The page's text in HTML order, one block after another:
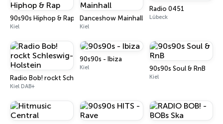
90s90s Hiphop & Rap
Kiel
Danceshow Mainhall
Kiel
Radio 0451
Lübeck
Radio Bob! rockt Schleswig-Holstein
Kiel DAB+
90s90s - Ibiza
Kiel 90s90s Soul & RnB
Kiel